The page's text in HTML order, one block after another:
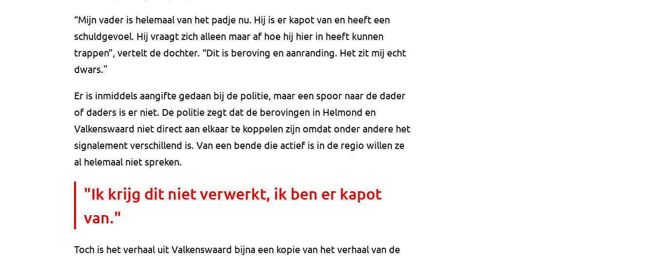
“Mijn vader is helemaal van het padje nu. Hij is er kapot van en heeft een
schuldgevoel. Hij vraagt zich alleen maar af hoe hij hier in heeft kunnen
trappen”, vertelt de dochter. “Dit is beroving en aanranding. Het zit mij echt
dwars."
Er is inmiddels aangifte gedaan bij de politie, maar een spoor naar de dader
of daders is er niet. De politie zegt dat de berovingen in Helmond en
Valkenswaard niet direct aan elkaar te koppelen zijn omdat onder andere het
signalement verschillend is. Van een bende die actief is in de regio willen ze
al helemaal niet spreken.
"Ik krijg dit niet verwerkt, ik ben er kapot
van."
Toch is het verhaal uit Valkenswaard bijna een kopie van het verhaal van de